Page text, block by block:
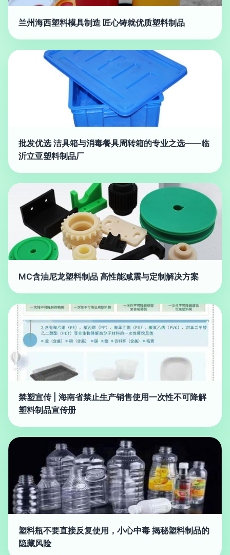
兰州海西塑料模具制造 匠心铸就优质塑料制品
批发优选 洁具箱与消毒餐具周转箱的专业之选——临
沂立亚塑料制品厂
MC含油尼龙塑料制品 高性能减震与定制解决方案
禁塑宣传 | 海南省禁止生产销售使用一次性不可降解
塑料制品宣传册
塑料瓶不要直接反复使用，小心中毒 揭秘塑料制品的
隐藏风险